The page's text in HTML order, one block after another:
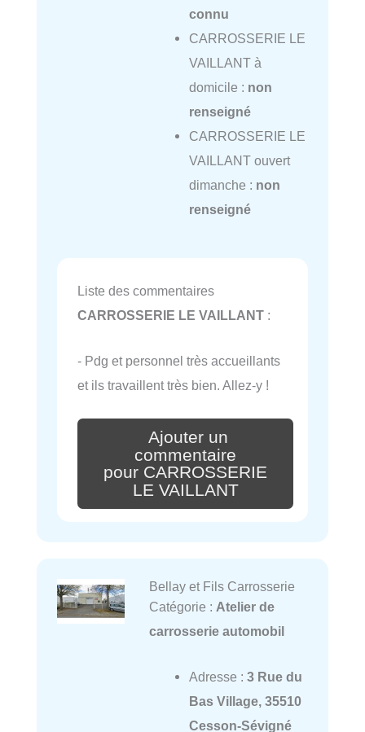
connu
CARROSSERIE LE
VAILLANT à
domicile : non
renseigné
CARROSSERIE LE
VAILLANT ouvert
dimanche : non
renseigné
Liste des commentaires
CARROSSERIE LE VAILLANT :
- Pdg et personnel très accueillants
et ils travaillent très bien. Allez-y !
Ajouter un
commentaire
pour CARROSSERIE
LE VAILLANT
Bellay et Fils Carrosserie
Catégorie : Atelier de
carrosserie automobil
Adresse : 3 Rue du
Bas Village, 35510
Cesson-Sévigné